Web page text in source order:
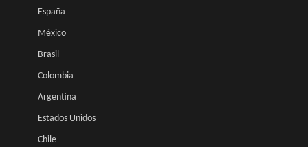
España
México
Brasil
Colombia
Argentina
Estados Unidos
Chile